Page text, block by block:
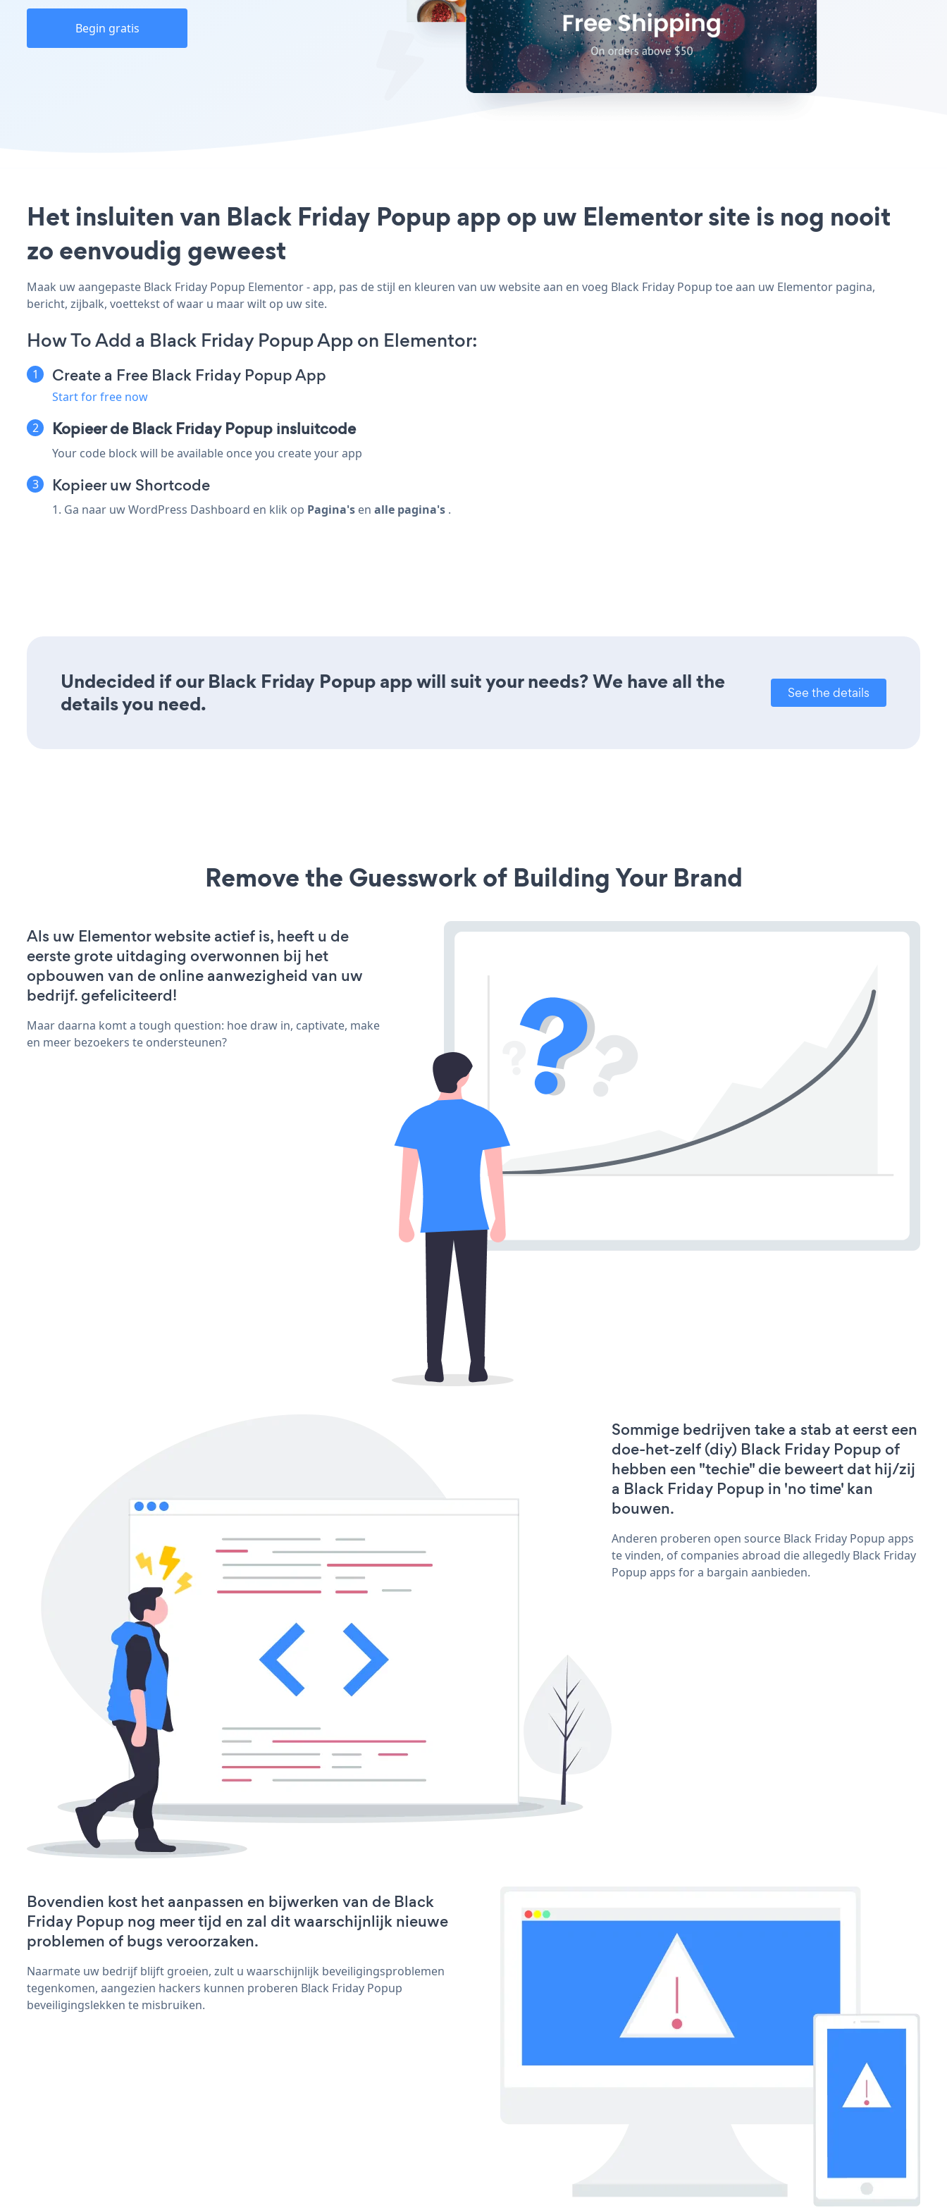
Begin gratis
Het insluiten van Black Friday Popup app op uw Elementor site is nog nooit
zo eenvoudig geweest
Maak uw aangepaste Black Friday Popup Elementor - app, pas de stijl en kleuren van uw website aan en voeg Black Friday Popup toe aan uw Elementor pagina,
bericht, zijbalk, voettekst of waar u maar wilt op uw site.
How To Add a Black Friday Popup App on Elementor:
Create a Free Black Friday Popup App
Start for free now
Kopieer de Black Friday Popup insluitcode
Your code block will be available once you create your app
Kopieer uw Shortcode
1. Ga naar uw WordPress Dashboard en klik op Pagina's en alle pagina's .
Undecided if our Black Friday Popup app will suit your needs? We have all the
details you need.
See the details
Remove the Guesswork of Building Your Brand
Als uw Elementor website actief is, heeft u de
eerste grote uitdaging overwonnen bij het
opbouwen van de online aanwezigheid van uw
bedrijf. gefeliciteerd!
Maar daarna komt a tough question: hoe draw in, captivate, make
en meer bezoekers te ondersteunen?
Sommige bedrijven take a stab at eerst een
doe-het-zelf (diy) Black Friday Popup of
hebben een "techie" die beweert dat hij/zij
a Black Friday Popup in 'no time' kan
bouwen.
Anderen proberen open source Black Friday Popup apps
te vinden, of companies abroad die allegedly Black Friday
Popup apps for a bargain aanbieden.
Bovendien kost het aanpassen en bijwerken van de Black
Friday Popup nog meer tijd en zal dit waarschijnlijk nieuwe
problemen of bugs veroorzaken.
Naarmate uw bedrijf blijft groeien, zult u waarschijnlijk beveiligingsproblemen
tegenkomen, aangezien hackers kunnen proberen Black Friday Popup
beveiligingslekken te misbruiken.